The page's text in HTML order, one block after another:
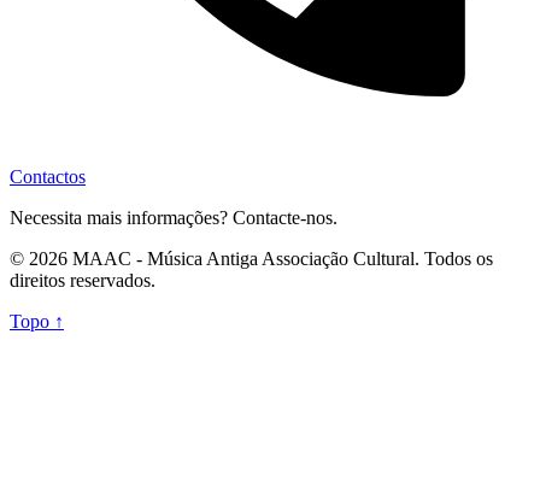
Contactos
Necessita mais informações? Contacte-nos.
© 2026 MAAC - Música Antiga Associação Cultural. Todos os
direitos reservados.
Topo ↑